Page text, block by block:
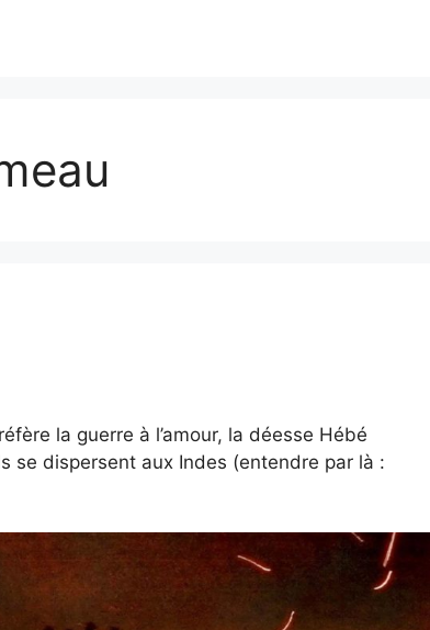
la guerre à l’amour, la déesse Hébé
se dispersent aux Indes (entendre par là :